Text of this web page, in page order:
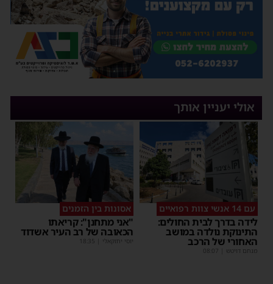
אולי יעניין אותך
לידה בדרך לבית החולים:
התינוקת נולדה במושב
האחורי של הרכב
מנחם דויטש |
08:07
אסונות בין הזמנים
"אני מתחנן": קריאתו
הכאובה של רב העיר אשדוד
יוסי יחזקאלי |
18:35